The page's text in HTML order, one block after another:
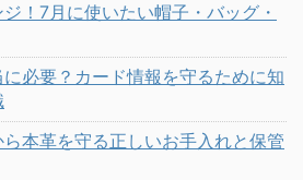
！7月に使いたい帽子・バッグ・
必要？カード情報を守るために知
本革を守る正しいお手入れと保管